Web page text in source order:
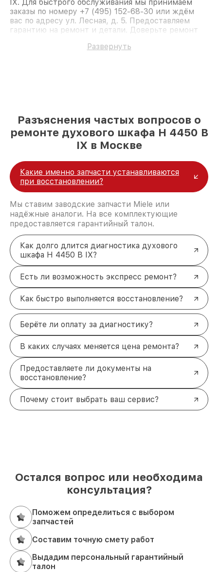
IX. Для быстрого обслуживания мы принимаем
заказы по номеру +7 (495) 152-68-30 или ждём
вас по адресу ул. Лесная, д. 5. Предоставляем
гарантию на ремонт и детали. Доверьте ремонт
Развернуть
Разъяснения частых вопросов о
ремонте духового шкафа H 4450 B
IX в Москве
Какие именно запчасти устанавливаются
при восстановлении?
Мы ставим заводские запчасти Miele или
надёжные аналоги. На все комплектующие
предоставляется гарантийный талон.
Как долго длится диагностика духового
шкафа H 4450 B IX?
Есть ли возможность экспресс ремонт?
Как быстро выполняется восстановление?
Берёте ли оплату за диагностику?
В каких случаях меняется цена ремонта?
Предоставляете ли документы на
восстановление?
Почему стоит выбрать ваш сервис?
Остался вопрос или необходима
консультация?
Поможем определиться с выбором
запчастей
Составим точную смету работ
Выдадим персональный гарантийный
талон